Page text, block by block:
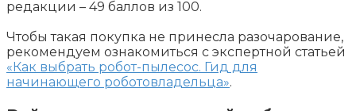
редакции – 49 баллов из 100.
Чтобы такая покупка не принесла разочарование,
рекомендуем ознакомиться с экспертной статьей
«Как выбрать робот-пылесос. Гид для
начинающего роботовладельца».